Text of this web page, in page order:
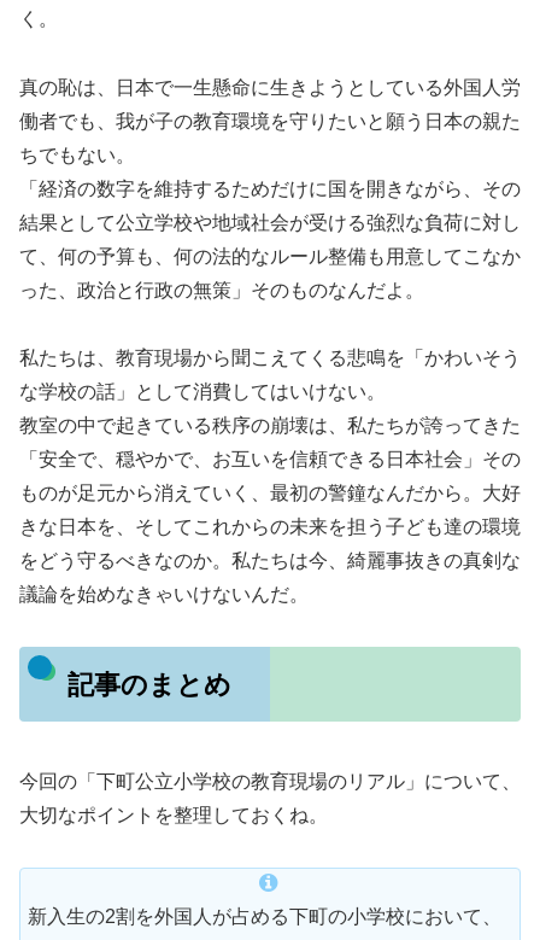
く。
真の恥は、日本で一生懸命に生きようとしている外国人労
働者でも、我が子の教育環境を守りたいと願う日本の親た
ちでもない。
「経済の数字を維持するためだけに国を開きながら、その
結果として公立学校や地域社会が受ける強烈な負荷に対し
て、何の予算も、何の法的なルール整備も用意してこなか
った、政治と行政の無策」そのものなんだよ。
私たちは、教育現場から聞こえてくる悲鳴を「かわいそう
な学校の話」として消費してはいけない。
教室の中で起きている秩序の崩壊は、私たちが誇ってきた
「安全で、穏やかで、お互いを信頼できる日本社会」その
ものが足元から消えていく、最初の警鐘なんだから。大好
きな日本を、そしてこれからの未来を担う子ども達の環境
をどう守るべきなのか。私たちは今、綺麗事抜きの真剣な
議論を始めなきゃいけないんだ。
記事のまとめ
今回の「下町公立小学校の教育現場のリアル」について、
大切なポイントを整理しておくね。
新入生の2割を外国人が占める下町の小学校において、